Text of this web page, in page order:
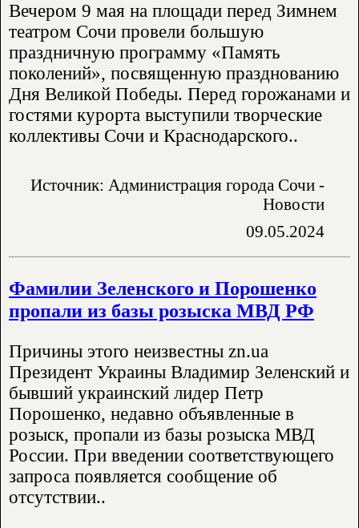
Вечером 9 мая на площади перед Зимнем
театром Сочи провели большую
праздничную программу «Память
поколений», посвященную празднованию
Дня Великой Победы. Перед горожанами и
гостями курорта выступили творческие
коллективы Сочи и Краснодарского..
Источник: Администрация города Сочи -
Новости
09.05.2024
Фамилии Зеленского и Порошенко
пропали из базы розыска МВД РФ
Причины этого неизвестны zn.ua
Президент Украины Владимир Зеленский и
бывший украинский лидер Петр
Порошенко, недавно объявленные в
розыск, пропали из базы розыска МВД
России. При введении соответствующего
запроса появляется сообщение об
отсутствии..